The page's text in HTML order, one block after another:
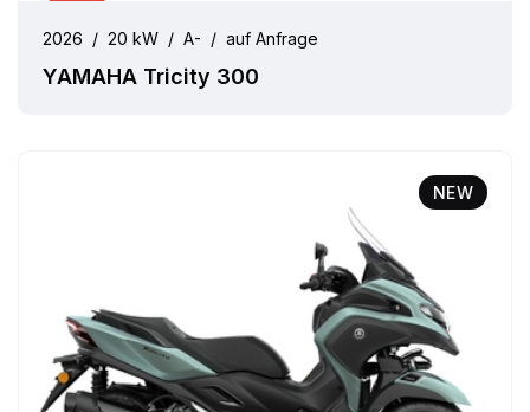
2026 / 20 kW / A- / auf Anfrage
YAMAHA Tricity 300
NEW